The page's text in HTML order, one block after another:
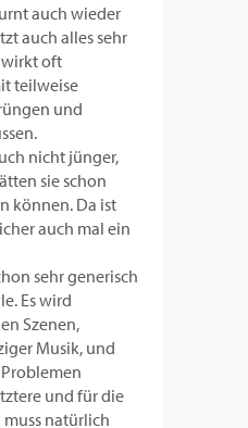
auch wieder
auch alles sehr
oft
teilweise
und
nicht jünger,
sie schon
können. Da ist
auch mal ein
sehr generisch
Es wird
Szenen,
Musik, und
und für die
natürlich